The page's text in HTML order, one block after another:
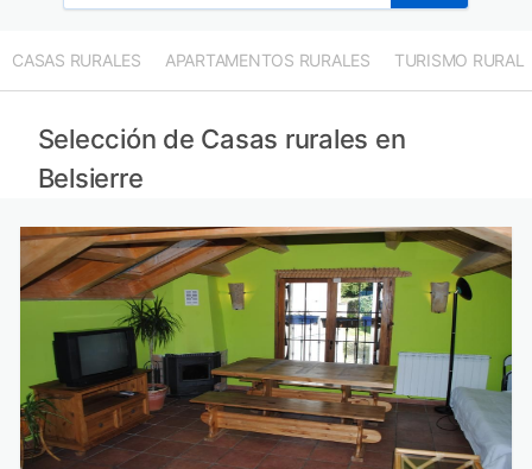
CASAS RURALES APARTAMENTOS RURALES TURISMO RURAL
Selección de Casas rurales en
Belsierre